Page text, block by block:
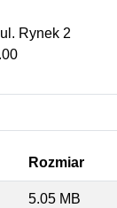
Rynek 2
Rozmiar
5.05 MB